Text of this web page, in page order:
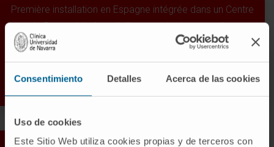
Consentimiento Detalles Acerca de las cookies
Uso de cookies
Este Sitio Web utiliza cookies propias y de terceros con
Première installation en Espagne intégrée dans un Centre
du Cancer intrahospitalier, avec tout son soutien
assistentiel, académique et en recherche.